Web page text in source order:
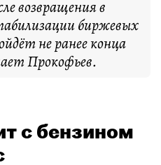
возвращения в
биржевых
не ранее конца
Прокофьев.
с бензином